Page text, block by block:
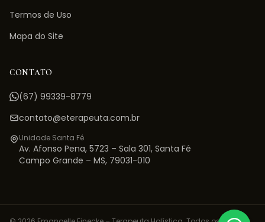
Termos de Uso
Mapa do Site
CONTATO
(67) 99339-8779
contato@eterapeuta.com.br
Unidade Santa Fé
Av. Afonso Pena, 5723 – Sala 301, Santa Fé
Campo Grande – MS, 79031-010